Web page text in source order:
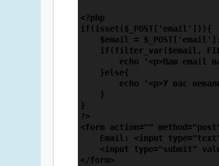
<?php
if(isset($_POST['email'])){
    $email = $_POST['email'];
if(filter_var($email,
echo '<p>Ваш email
    }else{
echo '<p>У вас
    }
}
?>
<form action=""
Email: <input
<input type="submit"
</form>